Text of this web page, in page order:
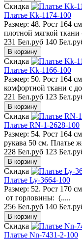
Скидка
Платье Kk-1174-100
Размер: 48. Рост 164
плотной мягкой ткани
231 Бел.руб 140
Скидка
Платье Kk-1166-100
Размер: 50. Рост 164
комфортной ткани с
221 Бел.руб 123
Скидка
Платье RN-1-2628-100
Размер: 54. Рост 164
рукава 50 см. Платье
228 Бел.руб 123
Скидка
Платье Ly-3664-100
Размер: 52. Рост 170
от горловины: (.....
256 Бел.руб 140
Скидка
Платье Nn-7431-2-100